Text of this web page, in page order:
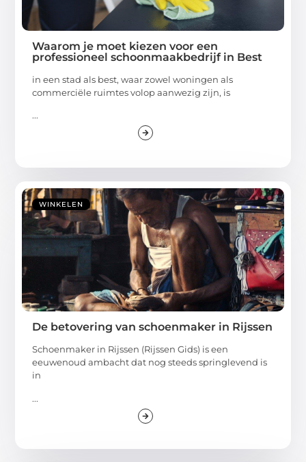
Waarom je moet kiezen voor een
professioneel schoonmaakbedrijf in Best
in een stad als best, waar zowel woningen als
commerciële ruimtes volop aanwezig zijn, is
...
WINKELEN
De betovering van schoenmaker in Rijssen
Schoenmaker in Rijssen (Rijssen Gids) is een
eeuwenoud ambacht dat nog steeds springlevend is
in
...